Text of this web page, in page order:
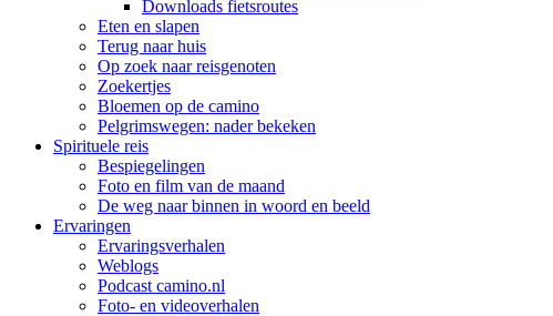
Downloads fietsroutes
Eten en slapen
Terug naar huis
Op zoek naar reisgenoten
Zoekertjes
Bloemen op de camino
Pelgrimswegen: nader bekeken
Spirituele reis
Bespiegelingen
Foto en film van de maand
De weg naar binnen in woord en beeld
Ervaringen
Ervaringsverhalen
Weblogs
Podcast camino.nl
Foto- en videoverhalen